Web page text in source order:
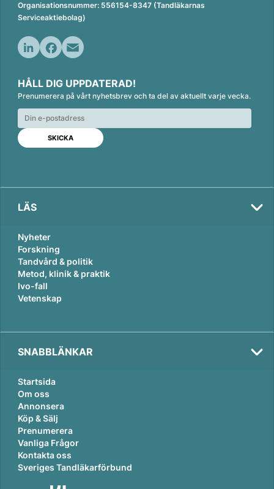
Organisationsnummer: 556154-8347 (Tandläkarnas
Serviceaktiebolag)
n
k
e
d
n
c
e
b
o
o
k
a
i
l
HÅLL DIG UPPDATERAD!
Prenumerera på vårt nyhetsbrev och ta del av aktuellt varje vecka.
LÄS
Nyheter
Forskning
Tandvård & politik
Metod, klinik & praktik
Ivo-fall
Vetenskap
SNABBLÄNKAR
Startsida
Om oss
Annonsera
Köp & Sälj
Prenumerera
Vanliga Frågor
Kontakta oss
Sveriges Tandläkarförbund